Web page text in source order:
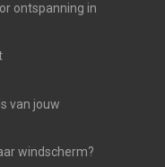
ontspanning in
van jouw
windscherm?